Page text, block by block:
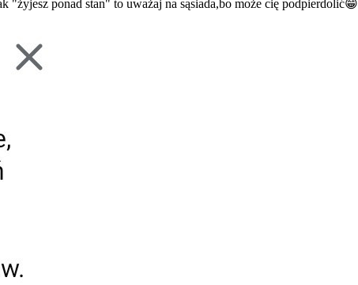
"żyjesz ponad stan" to uważaj na sąsiada,bo może cię podpierdolić😁